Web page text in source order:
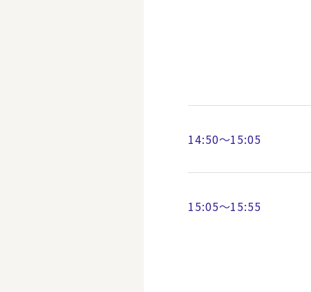
14:50～15:05
15:05～15:55